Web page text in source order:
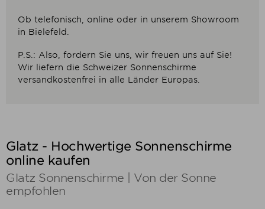
Ob telefonisch, online oder in unserem Showroom
in Bielefeld.
P.S.: Also, fordern Sie uns, wir freuen uns auf Sie!
Wir liefern die Schweizer Sonnenschirme
versandkostenfrei in alle Länder Europas.
Glatz - Hochwertige Sonnenschirme
online kaufen
Glatz Sonnenschirme | Von der Sonne
empfohlen